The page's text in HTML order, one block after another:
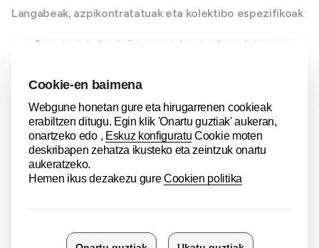
Langabeak, azpikontratatuak eta kolektibo espezifikoak:
Esperientziarik edo/eta prestakuntzarik ez duten
Graduatu berri diren gazteak (LH, unibertsitatea...).
Lan-aukera berrien bila dauden gazteak.
45 urtetik gorakoak.
Birorientazio profesionala bilatzen duten emakumeak.
Saltzeko beharra duten ekintzaileak.
% 100 Arabako Foru Aldundiak eta Gasteizko Udalak